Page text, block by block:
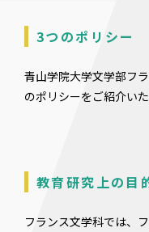
3つのポリシー
青山学院大学文学部フ
のポリシーをご紹介いた
教育研究上の目
フランス文学科では、